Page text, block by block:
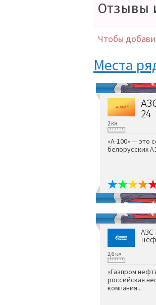
Отзывы
Чтобы
Места
24
2 км
«А-100» — это
белорусских
АЗС
2,6 км
«Газпром
российская
компания...